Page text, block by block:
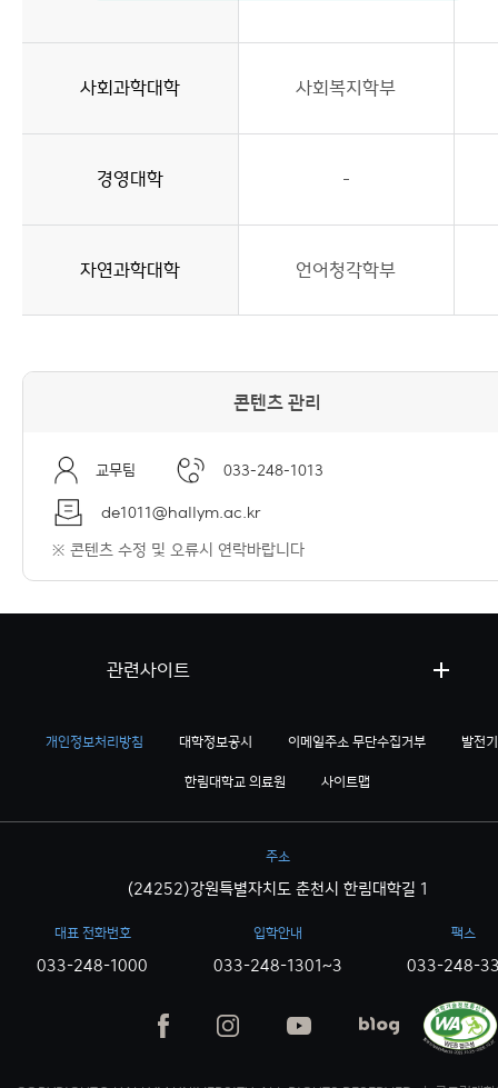
사회과학대학 사회복지학부
경영대학 -
자연과학대학 언어청각학부
콘텐츠 관리
교무팀 033-248-1013
de1011@hallym.ac.kr
※ 콘텐츠 수정 및 오류시 연락바랍니다
개인정보처리방침 대학정보공시 이메일주소 무단수집거부 발전
한림대학교 의료원 사이트맵
관련사이트
주소
(24252)강원특별자치도 춘천시 한림대학길 1
대표 전화번호
033-248-1000
입학안내
033-248-1301~3
팩스
033-248-